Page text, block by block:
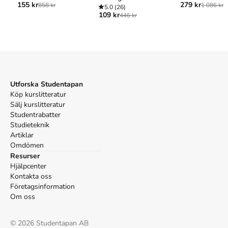
155 kr858 kr 5.0 (26)
109 kr446 kr
279 kr1 086 kr
Utforska Studentapan
Köp kurslitteratur
Sälj kurslitteratur
Studentrabatter
Studieteknik
Artiklar
Omdömen
Resurser
Hjälpcenter
Kontakta oss
Företagsinformation
Om oss
© 2026 Studentapan AB